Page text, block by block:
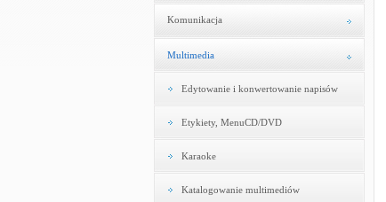
Komunikacja
Multimedia
Edytowanie i konwertowanie napisów
Etykiety, MenuCD/DVD
Karaoke
Katalogowanie multimediów